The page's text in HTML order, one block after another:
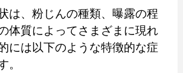
は、粉じんの種類、曝露の程
体質によってさまざまに現れ
には以下のような特徴的な症
。